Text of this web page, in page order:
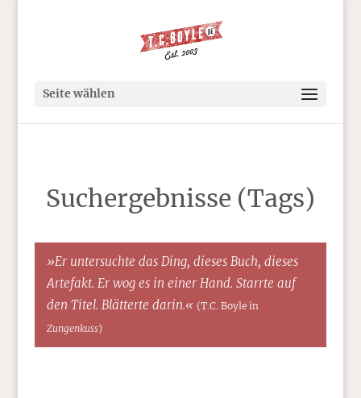
Seite wählen
Suchergebnisse (Tags)
»Er untersuchte das Ding, dieses Buch, dieses
Artefakt. Er wog es in einer Hand. Starrte auf
den Titel. Blätterte darin.« (T.C. Boyle in
Zungenkuss)